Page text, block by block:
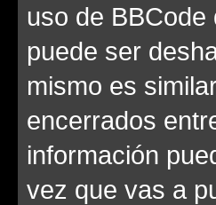
uso de
puede ser
mismo es
encerrados
información
vez que vas a